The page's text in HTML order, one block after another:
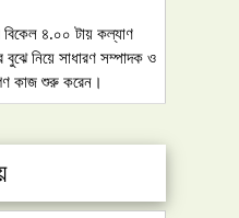
৪.০০ টায় কল্যাণ
নিয়ে সাধারণ সম্পাদক ও
কাজ শুরু করেন।